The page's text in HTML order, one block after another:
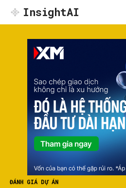
InsightAI
ĐÁNH GIÁ DỰ ÁN